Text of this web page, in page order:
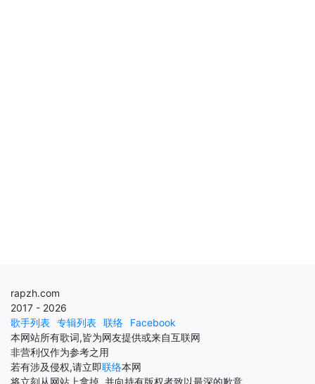
rapzh.com
2017 - 2026
歌手列表 专辑列表 联络
Facebook
本网站所有歌词,皆为网友提供或来自互联网
非营利仅作为参考之用
若有涉及侵权,请立即联络本网
将立刻从网站上拿掉, 并向持有版权者致以最深的歉意